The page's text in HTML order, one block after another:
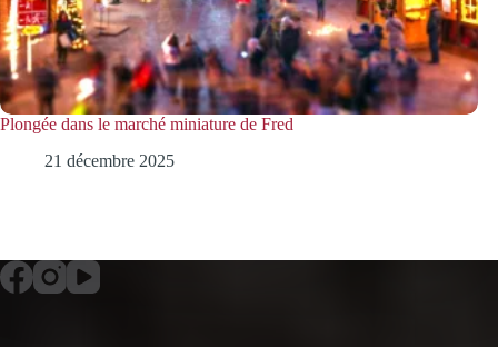
Plongée dans le marché miniature de Fred
21 décembre 2025